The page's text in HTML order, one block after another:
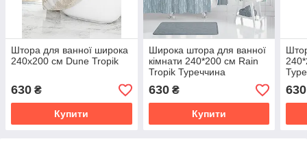
Штора для ванної широка
240x200 см Dune Tropik
630 ₴
Купити
Широка штора для ванної
кімнати 240*200 см Rain
Tropik Туреччина
630₴
Купити
630